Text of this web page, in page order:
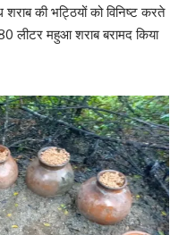
की भट्ठियों को विनिष्ट करते
लीटर महुआ शराब बरामद किया